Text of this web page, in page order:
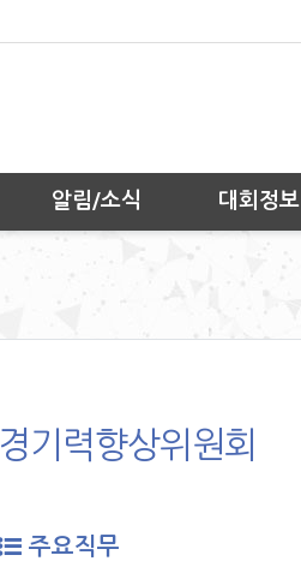
알림/소식 대회정보
경기력향상위원회
주요직무